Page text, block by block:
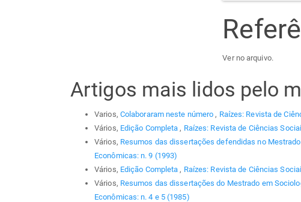
Ver no arquivo.
Artigos mais lidos pelo
Varios, Colaboraram neste número, Raízes: Revista de
Vários, Edição Completa, Raízes: Revista de Ciências
Vários, Resumos das dissertações defendidas no
Econômicas: n. 9 (1993)
Vários, Edição Completa, Raízes: Revista de Ciências
Vários, Resumos das dissertações do Mestrado em
Econômicas: n. 4 e 5 (1985)